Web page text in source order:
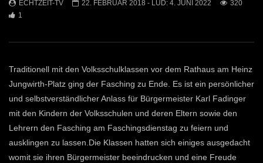
Mittendrin
ECHTZEIT-TV
Kammern
ECHTZEIT-TV 22. FEBRUAR 2018 - LUD: 4. JUNI 2022
320
1
Traditionell mit den Volksschulklassen vor dem Rathaus am Heinz
Jungwirth-Platz ging der Fasching zu Ende. Es ist ein persönlicher
und selbstverständlicher Anlass für Bürgermeister Karl Fadinger
mit den Kindern der Volksschulen und deren Eltern sowie den
Lehrern den Fasching am Faschingsdienstag zu feiern und
ausklingen zu lassen.Die Klassen hatten sich einiges ausgedacht
womit sie ihren Bürgermeister beeindrucken und eine Freude